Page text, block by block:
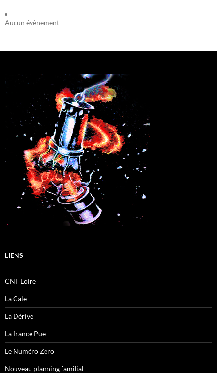
Aucun évènement
LIENS
CNT Loire
La Cale
La Dérive
La france Pue
Le Numéro Zéro
Nouveau planning familial